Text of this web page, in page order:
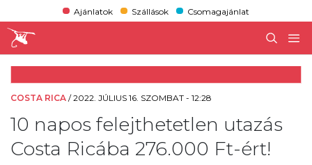
Ajánlatok Szállások Csomagajánlat
COSTA RICA /2022. JÚLIUS 16. SZOMBAT - 12:28
10 napos felejthetetlen utazás
Costa Ricába 276.000 Ft-ért!